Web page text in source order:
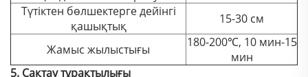
Түтіктен бөлшектерге дейінгі
қашықтық
15-30 см
Жамыс жылыстығы
180-200℃, 10 мин-15
мин
5. Сақтау тұрақтылығы